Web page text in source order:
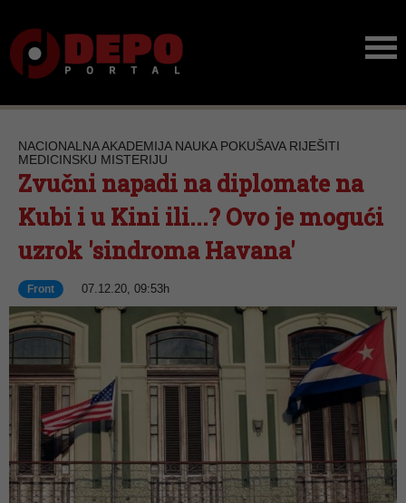
NACIONALNA AKADEMIJA NAUKA POKUŠAVA RIJEŠITI
MEDICINSKU MISTERIJU
Zvučni napadi na diplomate na
Kubi i u Kini ili...? Ovo je mogući
uzrok 'sindroma Havana'
Front 07.12.20, 09:53h